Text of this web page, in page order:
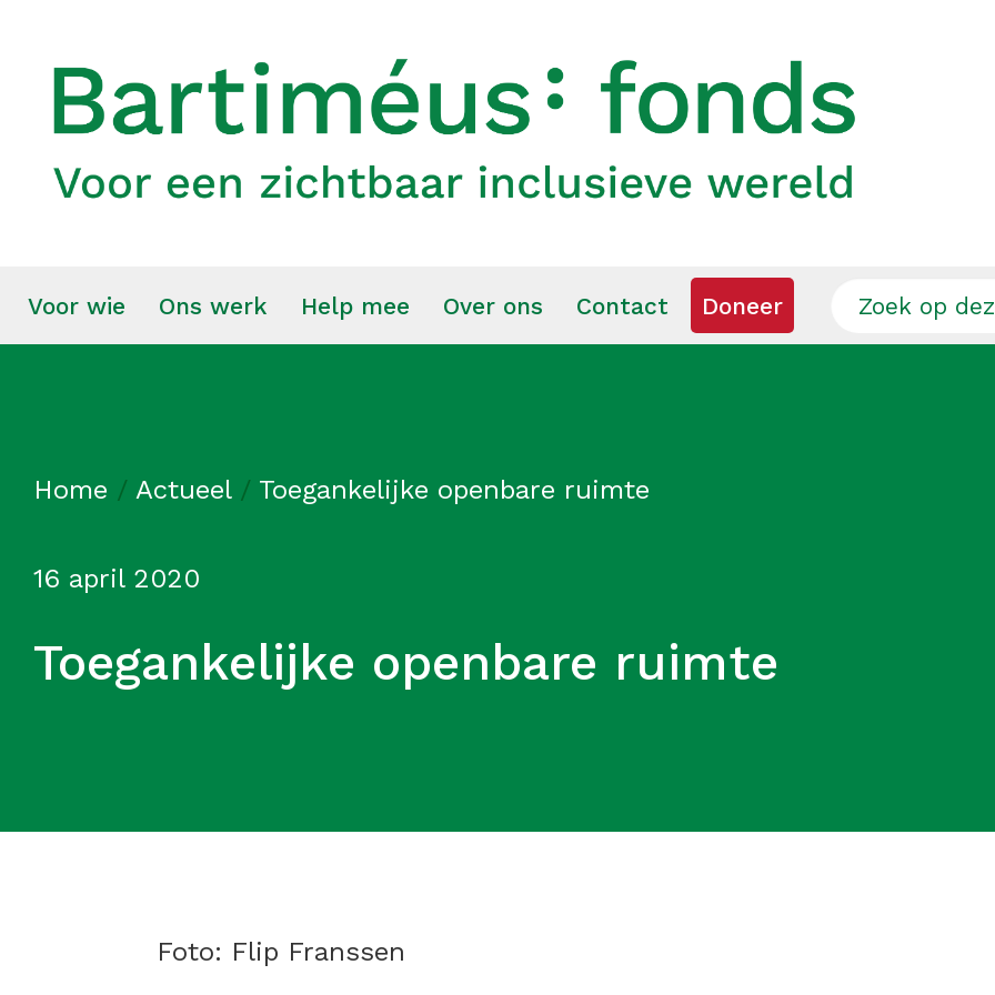
Voor wie Ons werk Help mee Over ons Contact Doneer
Home / Actueel/ Toegankelijke openbare ruimte
Toegankelijke openbare ruimte
16 april 2020
Foto: Flip Franssen